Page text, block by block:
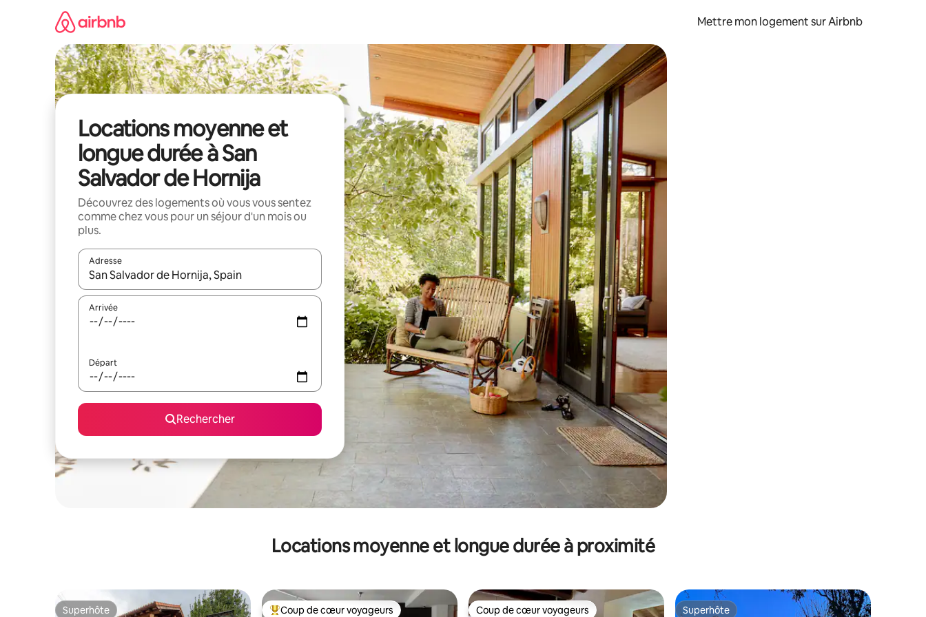
Mettre mon logement sur Airbnb
Locations moyenne et
longue durée à San
Salvador de Hornija
Découvrez des logements où vous vous sentez
comme chez vous pour un séjour d'un mois ou
plus.
Adresse
Lorsque les résultats s'affichent, utilisez les flèches vers le haut et vers le bas pour les parcourir ou en appuyant et en faisant glisser.
Arrivée
Départ
Rechercher
Locations moyenne et longue durée à proximité
Superhôte Coup de cœur voyageurs Coup de cœur voyageurs Superhôte